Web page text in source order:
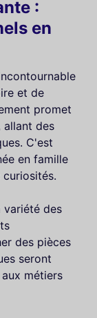
:
en
et de
promet
allant des
C'est
en famille
variété des
des pièces
seront
métiers